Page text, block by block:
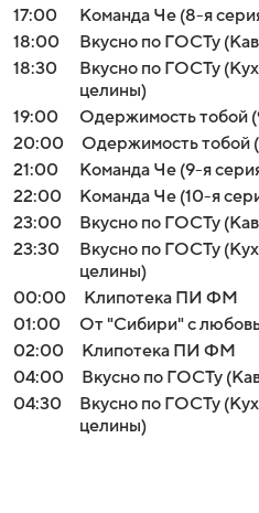
Регистрация
17:00
Команда Че (8-я
18:00
Вкусно по ГОСТу
18:30
Вкусно по ГОСТу
целины)
19:00
Одержимость тобой
20:00
Одержимость тобой
21:00
Команда Че (9-я
22:00
Команда Че (10-я
23:00
Вкусно по ГОСТу
23:30
Вкусно по ГОСТу
целины)
00:00
Клипотека ПИ ФМ
01:00
От "Сибири" с
02:00
Клипотека ПИ ФМ
04:00
Вкусно по ГОСТу
04:30
Вкусно по ГОСТу
целины)